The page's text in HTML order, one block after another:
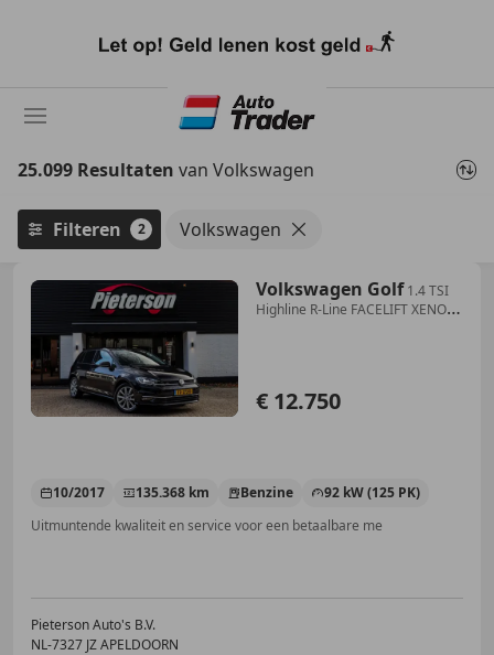
naar
25.099 Resultaten van Volkswagen
Filteren 2 Volkswagen
Volkswagen Golf 1.4 TSI
Highline R-Line FACELIFT XENON
€ 12.750
10/2017 135.368 km Benzine
92 kW (125 PK)
Uitmuntende kwaliteit en service voor een betaalbare me
Pieterson Auto's B.V.
NL-7327 JZ APELDOORN